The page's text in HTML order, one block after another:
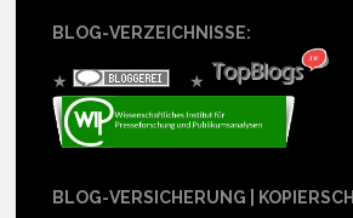
BLOG-VERZEICHNISSE:
★ ★
BLOG-VERSICHERUNG |